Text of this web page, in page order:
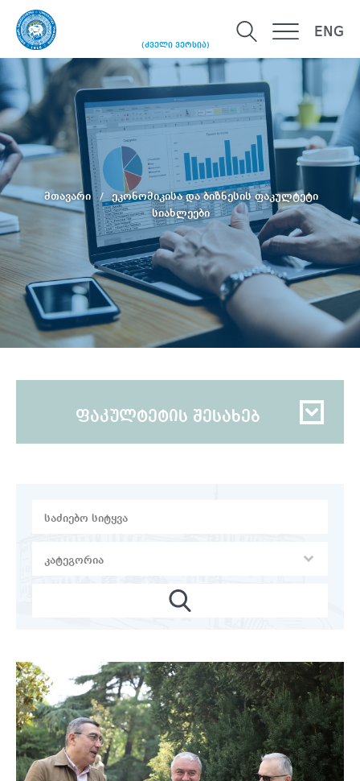
(ძველი ვერსია)
ENG
მთავარი
ეკონომიკისა და ბიზნესის ფაკულტეტი
სიახლეები
ფაკულტეტის შესახებ